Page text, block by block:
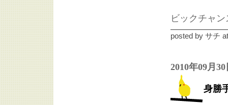
ビックチャ
posted by サチ
2010年09月30
身勝